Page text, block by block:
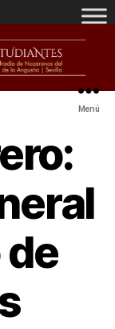
Menú